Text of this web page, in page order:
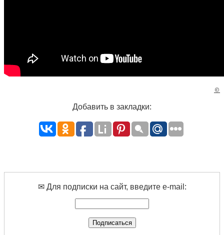
©
Добавить в закладки:
✉ Для подписки на сайт, введите e-mail: